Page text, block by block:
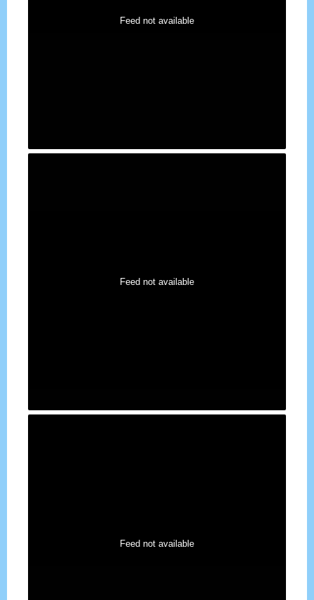
Feed not available
Feed not available
Feed not available